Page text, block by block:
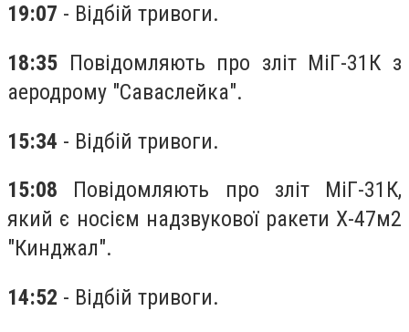
19:07 - Відбій тривоги.
18:35 Повідомляють про зліт МіГ-31К з
аеродрому "Саваслейка".
15:34 - Відбій тривоги.
15:08 Повідомляють про зліт МіГ-31К,
який є носієм надзвукової ракети Х-47м2
"Кинджал".
14:52 - Відбій тривоги.